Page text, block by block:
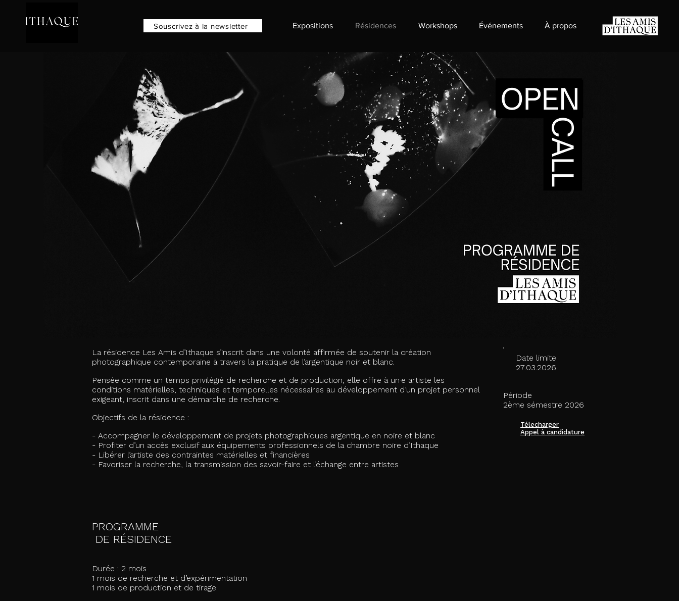
​Souscrivez à la newsletter Expositions Résidences Workshops Événements À propos
La résidence Les Amis d’Ithaque s’inscrit dans une volonté affirmée de soutenir la création
photographique contemporaine à travers la pratique de l’argentique noir et blanc.
Pensée comme un temps privilégié de recherche et de production, elle offre à un·e artiste les
conditions matérielles, techniques et temporelles nécessaires au développement d’un projet personnel
exigeant, inscrit dans une démarche de recherche.
Objectifs de la résidence :
- Accompagner le développement de projets photographiques argentique en noire et blanc
- Profiter d’un accès exclusif aux équipements professionnels de la chambre noire d’Ithaque
- Libérer l’artiste des contraintes matérielles et financières
- Favoriser la recherche, la transmission des savoir-faire et l’échange entre artistes
Date limite
27.03.2026
Période
2ème sémestre 2026
Télecharger
Appel à candidature
PROGRAMME
DE RÉSIDENCE
Durée : 2 mois
1 mois de recherche et d’expérimentation
1 mois de production et de tirage